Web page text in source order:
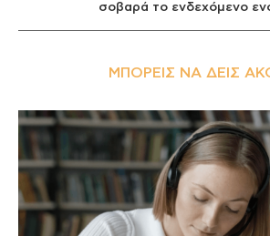
σοβαρά το ενδεχόμενο
ΜΠΟΡΕΊΣ ΝΑ ΔΕΙΣ